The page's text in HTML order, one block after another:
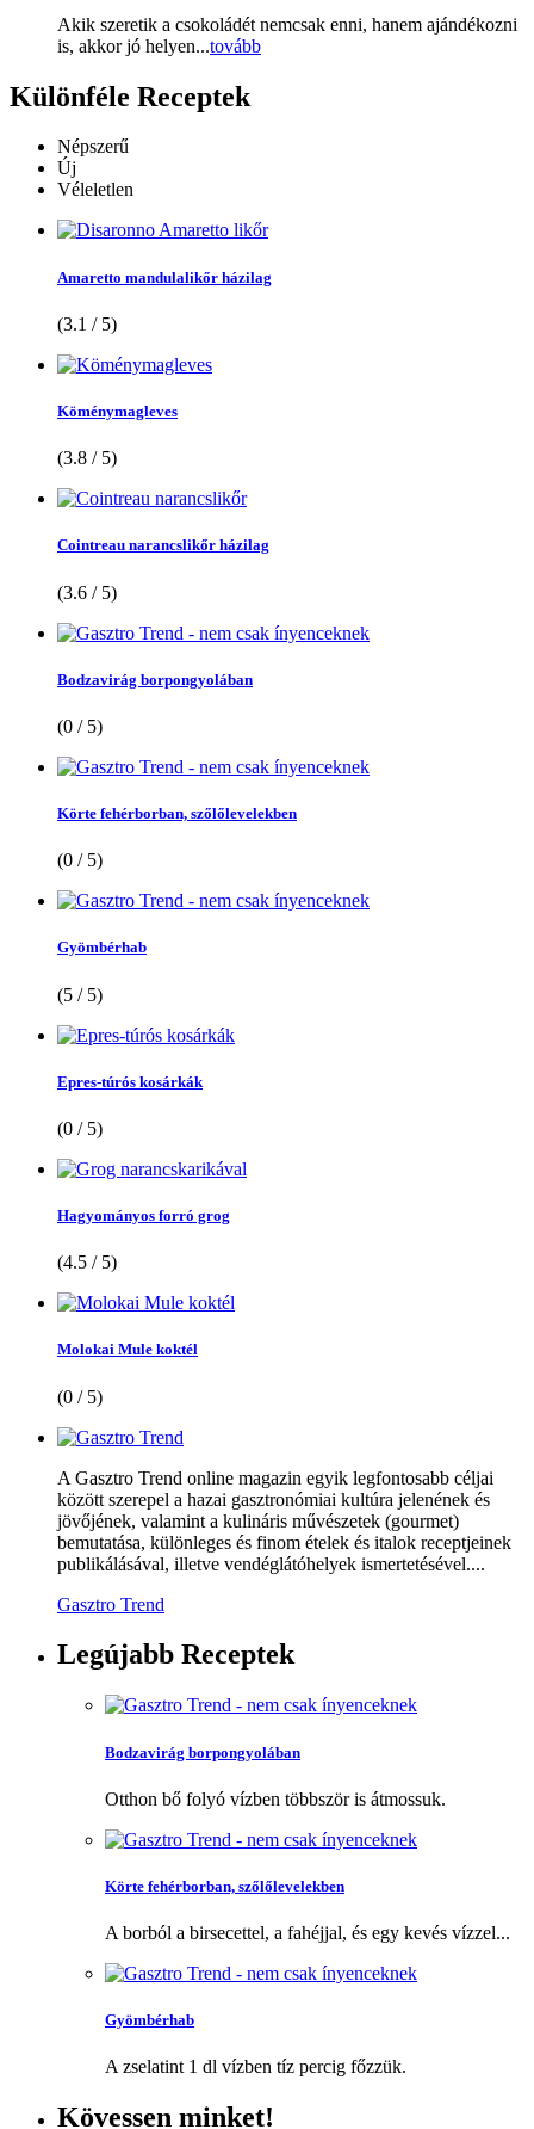
Akik szeretik a csokoládét nemcsak enni, hanem ajándékozni
is, akkor jó helyen...tovább
Különféle Receptek
Népszerű
Új
Véleletlen
Amaretto mandulalikőr házilag
(3.1 / 5)
Köménymagleves
(3.8 / 5)
Cointreau narancslikőr házilag
(3.6 / 5)
Bodzavirág borpongyolában
(0 / 5)
Körte fehérborban, szőlőlevelekben
(0 / 5)
Gyömbérhab
(5 / 5)
Epres-túrós kosárkák
(0 / 5)
Hagyományos forró grog
(4.5 / 5)
Molokai Mule koktél
(0 / 5)
A Gasztro Trend online magazin egyik legfontosabb céljai
között szerepel a hazai gasztronómiai kultúra jelenének és
jövőjének, valamint a kulináris művészetek (gourmet)
bemutatása, különleges és finom ételek és italok receptjeinek
publikálásával, illetve vendéglátóhelyek ismertetésével....
Gasztro Trend
Legújabb Receptek
Bodzavirág borpongyolában
Otthon bő folyó vízben többször is átmossuk.
Körte fehérborban, szőlőlevelekben
A borból a birsecettel, a fahéjjal, és egy kevés vízzel...
Gyömbérhab
A zselatint 1 dl vízben tíz percig főzzük.
Kövessen minket!